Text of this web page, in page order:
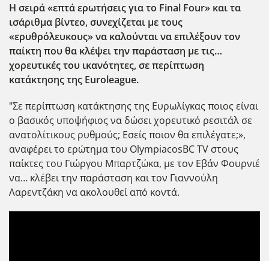
Η σειρά «επτά ερωτήσεις για το Final Four» και τα
ισάριθμα βίντεο, συνεχίζεται με τους
«ερυθρόλευκους» να καλούνται να επιλέξουν τον
παίκτη που θα κλέψει την παράσταση με τις…
χορευτικές του ικανότητες, σε περίπτωση
κατάκτησης της Euroleague.
"Σε περίπτωση κατάκτησης της Ευρωλίγκας ποιος είναι
ο βασικός υποψήφιος να δώσει χορευτικό ρεσιτάλ σε
ανατολίτικους ρυθμούς; Εσείς ποιον θα επιλέγατε;»,
αναφέρει το ερώτημα του OlympiacosBC TV στους
παίκτες του Γιώργου Μπαρτζώκα, με τον Εβάν Φουρνιέ
να… κλέβει την παράσταση και τον Γιαννούλη
Λαρεντζάκη να ακολουθεί από κοντά.